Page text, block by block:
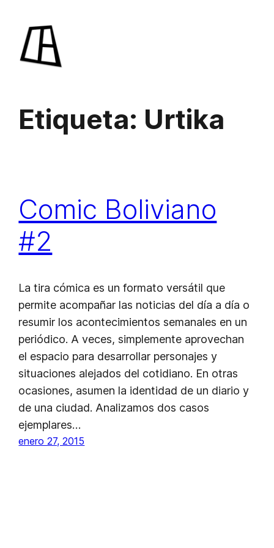
contenido
Etiqueta: Urtika
Comic Boliviano
#2
La tira cómica es un formato versátil que
permite acompañar las noticias del día a día o
resumir los acontecimientos semanales en un
periódico. A veces, simplemente aprovechan
el espacio para desarrollar personajes y
situaciones alejados del cotidiano. En otras
ocasiones, asumen la identidad de un diario y
de una ciudad. Analizamos dos casos
ejemplares…
enero 27, 2015